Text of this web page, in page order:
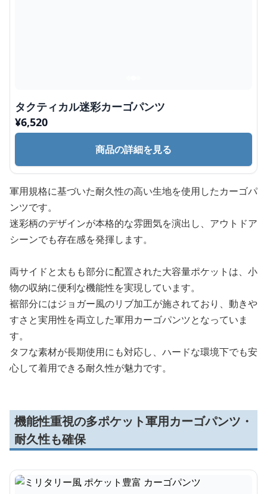
タクティカル迷彩カーゴパンツ
¥6,520
商品の詳細を見る
軍用規格に基づいた耐久性の高い生地を使用したカーゴパ
ンツです。
迷彩柄のデザインが本格的な雰囲気を演出し、アウトドア
シーンでも存在感を発揮します。
両サイドと太もも部分に配置された大容量ポケットは、小
物の収納に便利な機能性を実現しています。
裾部分にはジョガー風のリブ加工が施されており、動きや
すさと実用性を両立した軍用カーゴパンツとなっていま
す。
タフな素材が長期使用にも対応し、ハードな環境下でも安
心して着用できる耐久性が魅力です。
機能性重視の多ポケット軍用カーゴパンツ・
耐久性も確保